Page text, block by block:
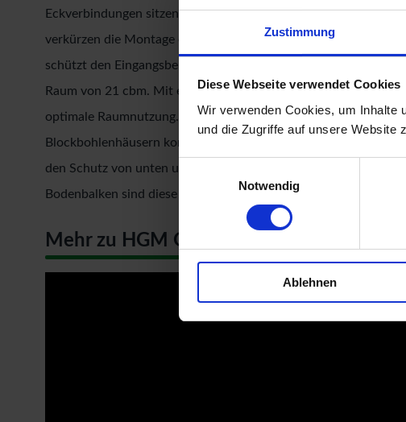
Zustimmung
Diese Webseite verwendet Cookies
Wir verwenden Cookies, um Inhalte
und die Zugriffe auf unsere Website
Notwendig
Ablehnen
Eckverbindungen sitzenden Vorbohrungen für die
verkürzen die Montage enorm. Das Pultdach besteht aus
schützt den Eingangsbereich darüber hinaus wirkungsvoll. Die
Raum von 21 cbm. Mit einer Seitenhöhe von 196 cm und einer
optimale Raumnutzung. Das Gartenhaus ohne Anbauten hat
Blockbohlenhäusern kommt hierzu noch das Maß der
den Schutz von unten und werden unter das Gartenhaus
Bodenbalken sind diese vor Witterungseinflüssen und
Mehr zu HGM Gartenhäuser